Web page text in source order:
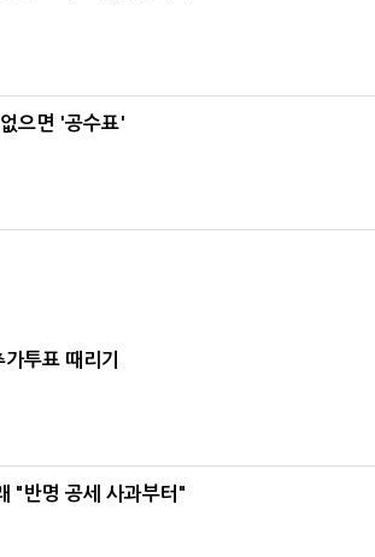
으면 '공수표'
투표 때리기
"반명 공세 사과부터"